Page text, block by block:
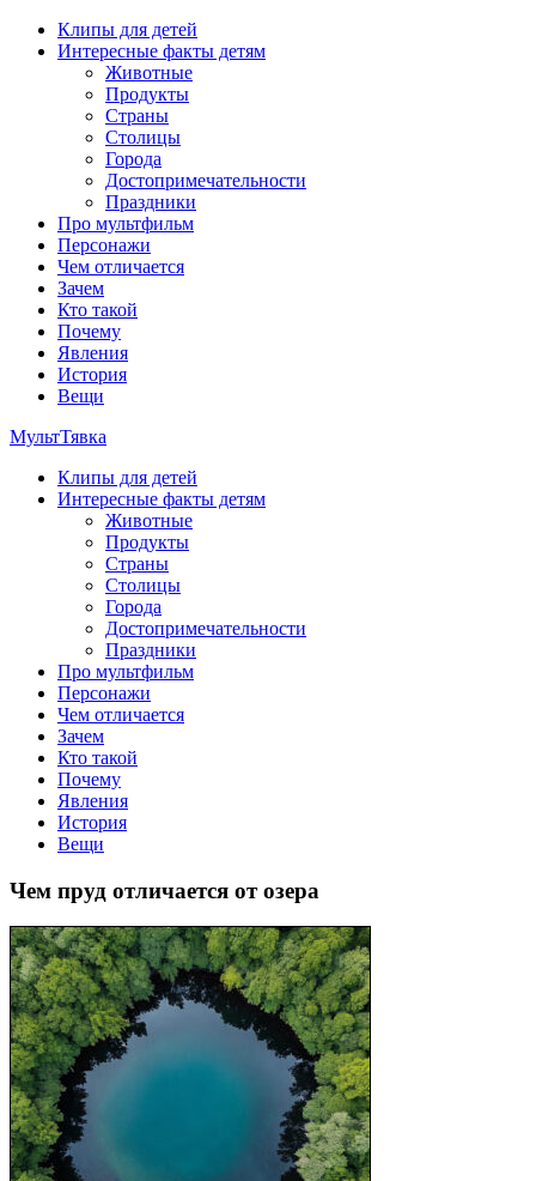
Перейти
содержимому
Клипы для детей
Интересные факты детям
Животные
Продукты
Страны
Столицы
Города
Достопримечательности
Праздники
Про мультфильм
Персонажи
Чем отличается
Зачем
Кто такой
Почему
Явления
История
Вещи
МультТявка
интересные факты про страны, столицы и города, клипы из
мультфильмов, мульт-клипы, песни из мультиков, детские
клипы, интересные факты о мультфильмах и про персонажей
мультфильмов
Клипы для детей
Интересные факты детям
Животные
Продукты
Страны
Столицы
Города
Достопримечательности
Праздники
Про мультфильм
Персонажи
Чем отличается
Зачем
Кто такой
Почему
Явления
История
Вещи
Чем пруд отличается от озера